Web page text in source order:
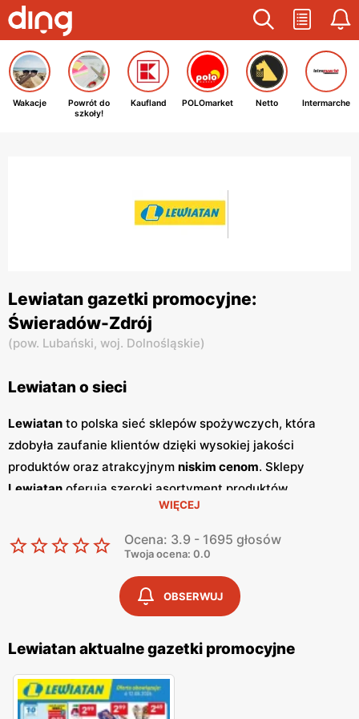
Wakacje
Powrót do
szkoły!
Kaufland POLOmarket Netto Intermarche
Lewiatan gazetki promocyjne:
Świeradów-Zdrój
(pow. Lubański, woj. Dolnośląskie)
Lewiatan o sieci
Lewiatan to polska sieć sklepów spożywczych, która
zdobyła zaufanie klientów dzięki wysokiej jakości
produktów oraz atrakcyjnym niskim cenom. Sklepy
Lewiatan oferują szeroki asortyment produktów
spożywczych, w tym świeże owoce i warzywa, pieczywo,
nabiał, mięso oraz artykuły codziennego użytku. Klienci
cenią sobie bogaty wybór oraz częste
umożliwiają oszczędności na zakupach. Jednym z
kluczowych elementów strategii marketingowej
są regularnie wydawanegazetki promocyjne
prezentują najnowsze
promocje , specjalne oferty oraz
sezonowe wyprzedaże, dzięki czemu klienci mogą
planować swoje zakupy i korzystać z wyjątkowych okazji
cenowych. Publikacje te są dostępne zarówno w formie
WIĘCEJ
Ocena: 3.9 - 1695 głosów
Twoja ocena: 0.0
OBSERWUJ
Lewiatan aktualne gazetki promocyjne